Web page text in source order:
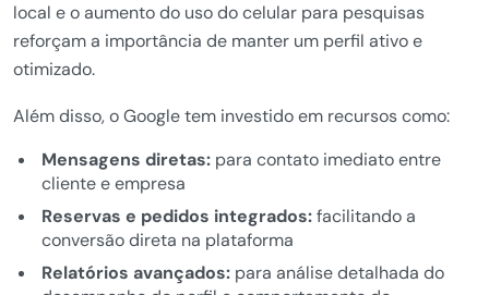
local e o aumento do uso do celular para pesquisas
reforçam a importância de manter um perfil ativo e
otimizado.
Além disso, o Google tem investido em recursos como:
Mensagens diretas:para contato imediato entre
cliente e empresa
Reservas e pedidos integrados:facilitando a
conversão direta na plataforma
Relatórios avançados:para análise detalhada do